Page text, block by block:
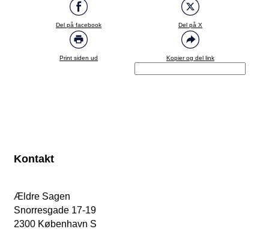
Del på facebook Del på X
Print siden ud Kopier og del link
Kontakt
Ældre Sagen
Snorresgade 17-19
2300 København S